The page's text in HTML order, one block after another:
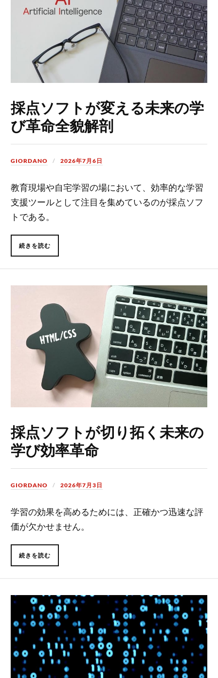
採点ソフトが変える未来の学
び革命全貌解剖
GIORDANO 2026年7月6日
教育現場や自宅学習の場において、効率的な学習
支援ツールとして注目を集めているのが採点ソフ
トである。
続きを読む
採点ソフトが切り拓く未来の
学び効率革命
GIORDANO 2026年7月3日
学習の効果を高めるためには、正確かつ迅速な評
価が欠かせません。
続きを読む